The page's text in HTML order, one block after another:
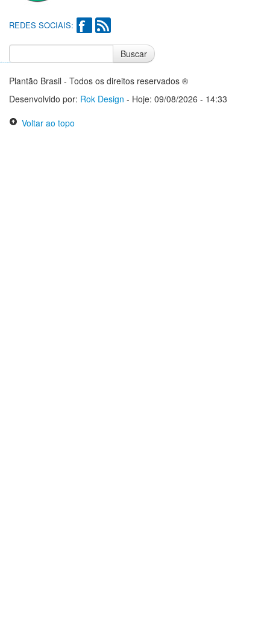
REDES SOCIAIS:
Buscar
Plantão Brasil - Todos os direitos reservados ®
Desenvolvido por: Rok Design - Hoje: 09/08/2026 - 14:33
Voltar ao topo